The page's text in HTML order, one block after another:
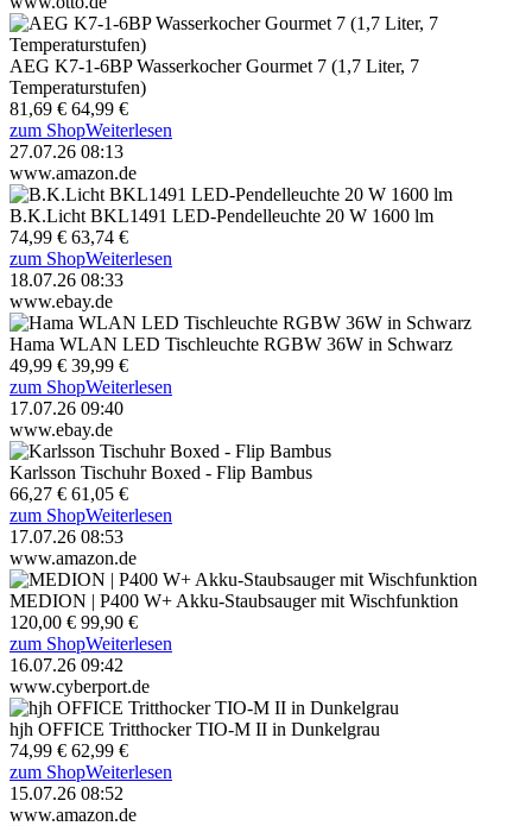
AEG K7-1-6BP Wasserkocher Gourmet 7 (1,7 Liter, 7
Temperaturstufen)
81,69 € 64,99 €
zum ShopWeiterlesen
27.07.26 08:13
www.amazon.de
B.K.Licht BKL1491 LED-Pendelleuchte 20 W 1600 lm
74,99 € 63,74 €
zum ShopWeiterlesen
18.07.26 08:33
www.ebay.de
Hama WLAN LED Tischleuchte RGBW 36W in Schwarz
49,99 € 39,99 €
zum ShopWeiterlesen
17.07.26 09:40
www.ebay.de
Karlsson Tischuhr Boxed - Flip Bambus
66,27 € 61,05 €
zum ShopWeiterlesen
17.07.26 08:53
www.amazon.de
MEDION | P400 W+ Akku-Staubsauger mit Wischfunktion
120,00 € 99,90 €
zum ShopWeiterlesen
16.07.26 09:42
www.cyberport.de
hjh OFFICE Tritthocker TIO-M II in Dunkelgrau
74,99 € 62,99 €
zum ShopWeiterlesen
15.07.26 08:52
www.amazon.de